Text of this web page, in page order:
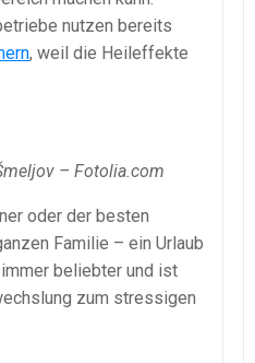
nutzen bereits
, weil die Heileffekte
– Fotolia.com
oder der besten
Familie – ein Urlaub
beliebter und ist
zum stressigen